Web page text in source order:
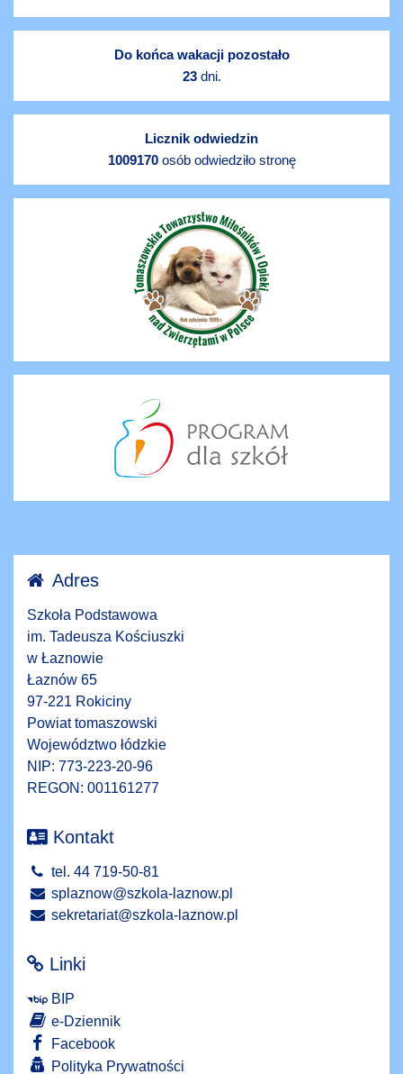
Do końca wakacji pozostało
23dni.
Licznik odwiedzin
1009170osób odwiedziło stronę
Adres
Szkoła Podstawowa
im. Tadeusza Kościuszki
w Łaznowie
Łaznów 65
97-221 Rokiciny
Powiat tomaszowski
Województwo łódzkie
NIP: 773-223-20-96
REGON: 001161277
Kontakt
tel. 44 719-50-81
splaznow@szkola-laznow.pl
sekretariat@szkola-laznow.pl
Linki
BIP
e-Dziennik
Facebook
Polityka Prywatności